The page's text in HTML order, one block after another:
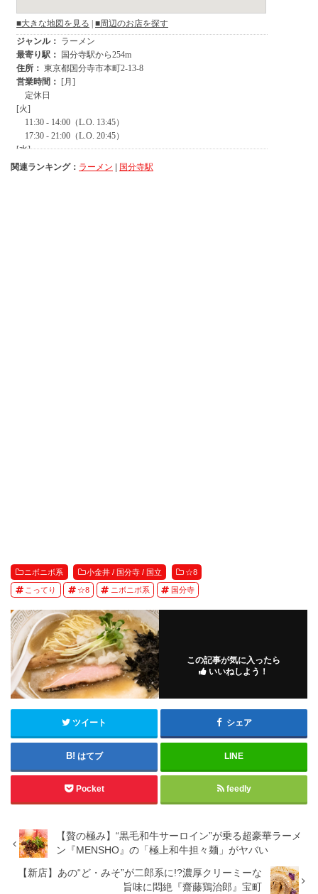
関連ランキング： ラーメン | 国分寺駅
ニボニボ系 小金井 / 国分寺 / 国立 ☆8
こってり ☆8 ニボニボ系 国分寺
この記事が気に入ったら
いいねしよう！
ツイート シェア
はてブ LINE
Pocket feedly
【贅の極み】“黒毛和牛サーロイン”が乗る超豪華ラーメ
ン『MENSHO』の「極上和牛担々麺」がヤバい
【新店】あの“ど・みそ”が二郎系に!?濃厚クリーミーな
旨味に悶絶『齋藤鶏治郎』宝町